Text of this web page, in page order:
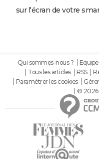
sur l'écran de votre
Qui sommes-nous ? Equipe
Tous les articles
RSS
Paramétrer les cookies
© 2026